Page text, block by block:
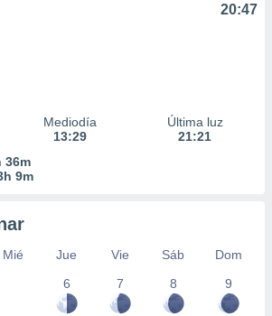
20:47
Mediodía
13:29
Última luz
21:21
36m
9m
Mié Jue Vie Sáb
Dom
6
7 8 9